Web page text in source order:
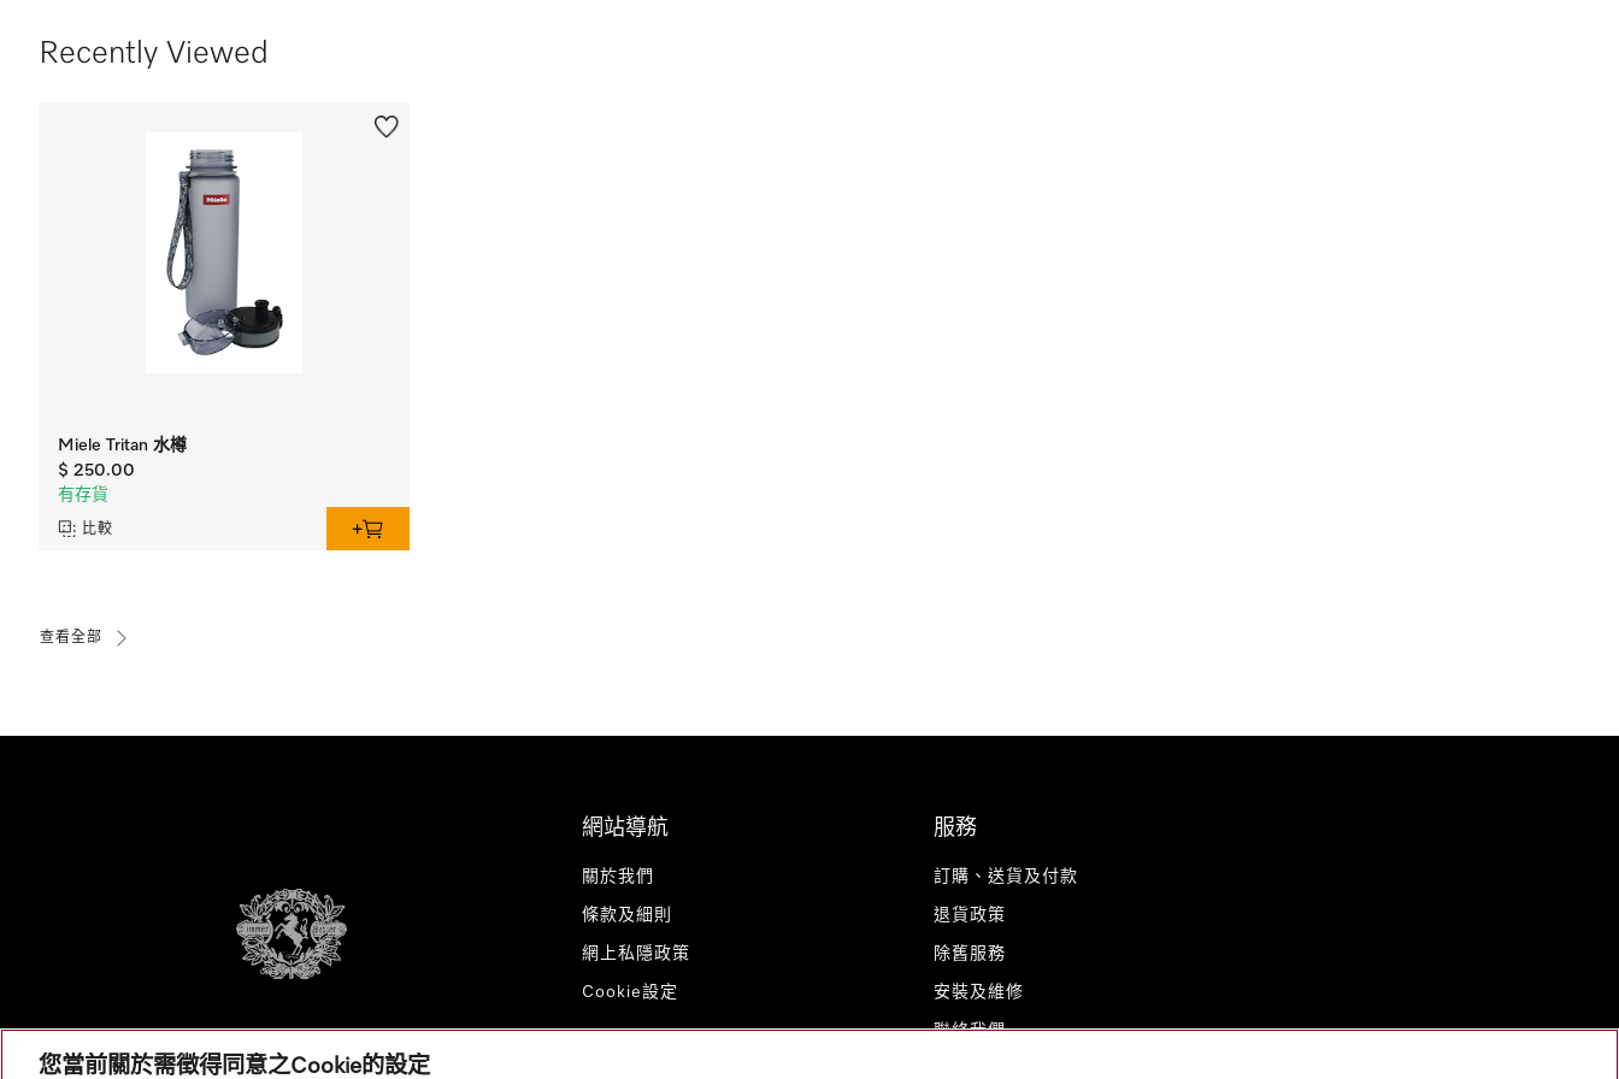
Recently Viewed
Miele Tritan 水樽
$ 250.00
有存貨
比較
查看全部
網站導航
關於我們
條款及細則
網上私隱政策
Cookie設定
服務
訂購、送貨及付款
退貨政策
除舊服務
安裝及維修
聯絡我們
您當前關於需徵得同意之Cookie的設定